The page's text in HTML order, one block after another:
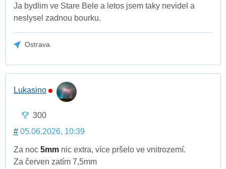
Ja bydlim ve Stare Bele a letos jsem taky nevidel a
neslysel zadnou bourku.
Ostrava
Lukasino
300
# 05.06.2026, 10:39
Za noc 5mm nic extra, více pršelo ve vnitrozemí.
Za červen zatím 7,5mm